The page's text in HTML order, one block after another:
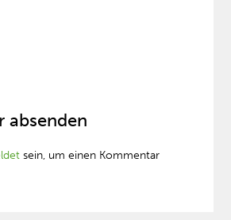
absenden
sein, um einen Kommentar